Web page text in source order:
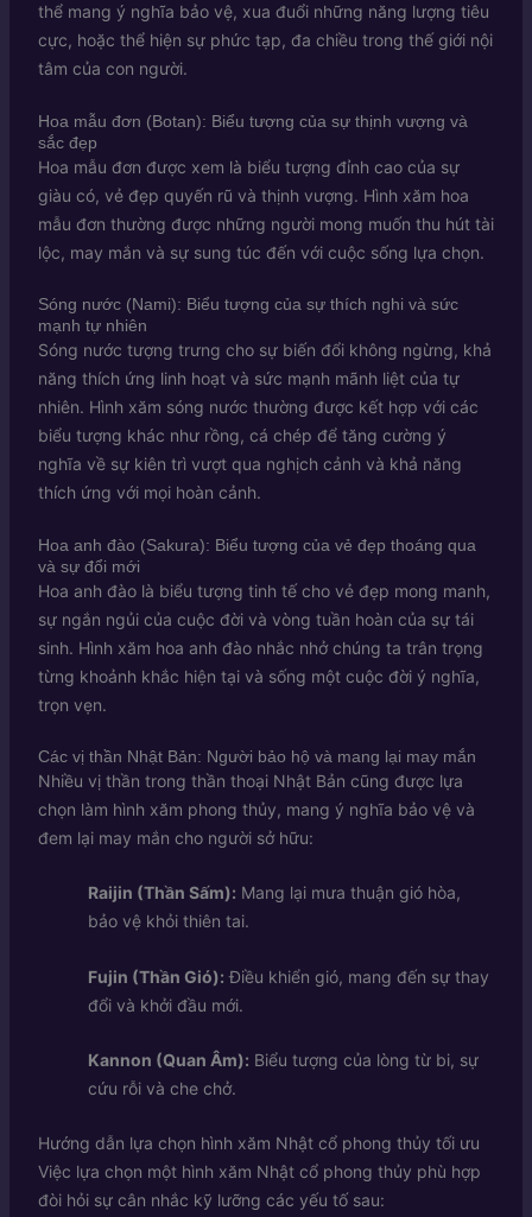
thể mang ý nghĩa bảo vệ, xua đuổi những năng lượng tiêu
cực, hoặc thể hiện sự phức tạp, đa chiều trong thế giới nội
tâm của con người.
Hoa mẫu đơn (Botan): Biểu tượng của sự thịnh vượng và
sắc đẹp
Hoa mẫu đơn được xem là biểu tượng đỉnh cao của sự
giàu có, vẻ đẹp quyến rũ và thịnh vượng. Hình xăm hoa
mẫu đơn thường được những người mong muốn thu hút tài
lộc, may mắn và sự sung túc đến với cuộc sống lựa chọn.
Sóng nước (Nami): Biểu tượng của sự thích nghi và sức
mạnh tự nhiên
Sóng nước tượng trưng cho sự biến đổi không ngừng, khả
năng thích ứng linh hoạt và sức mạnh mãnh liệt của tự
nhiên. Hình xăm sóng nước thường được kết hợp với các
biểu tượng khác như rồng, cá chép để tăng cường ý
nghĩa về sự kiên trì vượt qua nghịch cảnh và khả năng
thích ứng với mọi hoàn cảnh.
Hoa anh đào (Sakura): Biểu tượng của vẻ đẹp thoáng qua
và sự đổi mới
Hoa anh đào là biểu tượng tinh tế cho vẻ đẹp mong manh,
sự ngắn ngủi của cuộc đời và vòng tuần hoàn của sự tái
sinh. Hình xăm hoa anh đào nhắc nhở chúng ta trân trọng
từng khoảnh khắc hiện tại và sống một cuộc đời ý nghĩa,
trọn vẹn.
Các vị thần Nhật Bản: Người bảo hộ và mang lại may mắn
Nhiều vị thần trong thần thoại Nhật Bản cũng được lựa
chọn làm hình xăm phong thủy, mang ý nghĩa bảo vệ và
đem lại may mắn cho người sở hữu:
Raijin (Thần Sấm): Mang lại mưa thuận gió hòa,
bảo vệ khỏi thiên tai.
Fujin (Thần Gió): Điều khiển gió, mang đến sự thay
đổi và khởi đầu mới.
Kannon (Quan Âm): Biểu tượng của lòng từ bi, sự
cứu rỗi và che chở.
Hướng dẫn lựa chọn hình xăm Nhật cổ phong thủy tối ưu
Việc lựa chọn một hình xăm Nhật cổ phong thủy phù hợp
đòi hỏi sự cân nhắc kỹ lưỡng các yếu tố sau: